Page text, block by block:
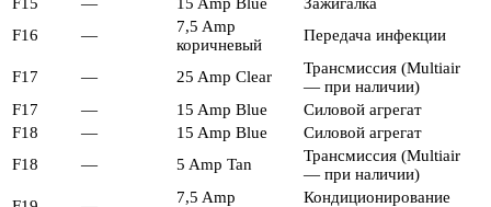
F16
—
7,5 Amp
коричневый
Передача инфекции
F17 — 25 Amp Clear
Трансмиссия (Multiair
— при наличии)
F17
— 15 Amp Blue
Силовой агрегат
F18
— 15 Amp Blue
Силовой агрегат
F18
— 5 Amp Tan
Трансмиссия (Multiair
— при наличии)
7,5 Amp
Кондиционирование